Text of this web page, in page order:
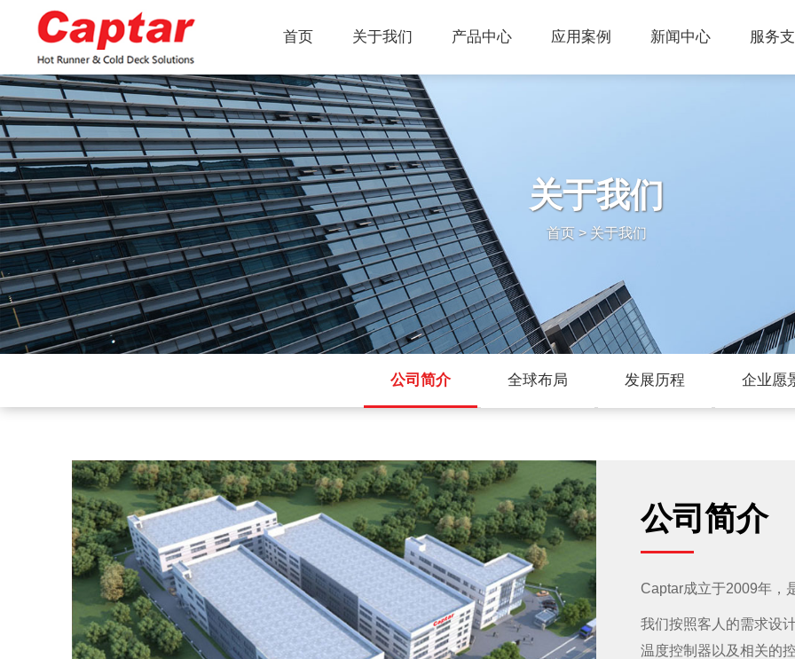
首页 关于我们 产品中心 应用案例 新闻中心 服务
关于我们
首页> 关于我们
公司简介 全球布局 发展历程 企业愿
公司简介
Captar成立于2009年，
我们按照客人的需求设
温度控制器以及相关的